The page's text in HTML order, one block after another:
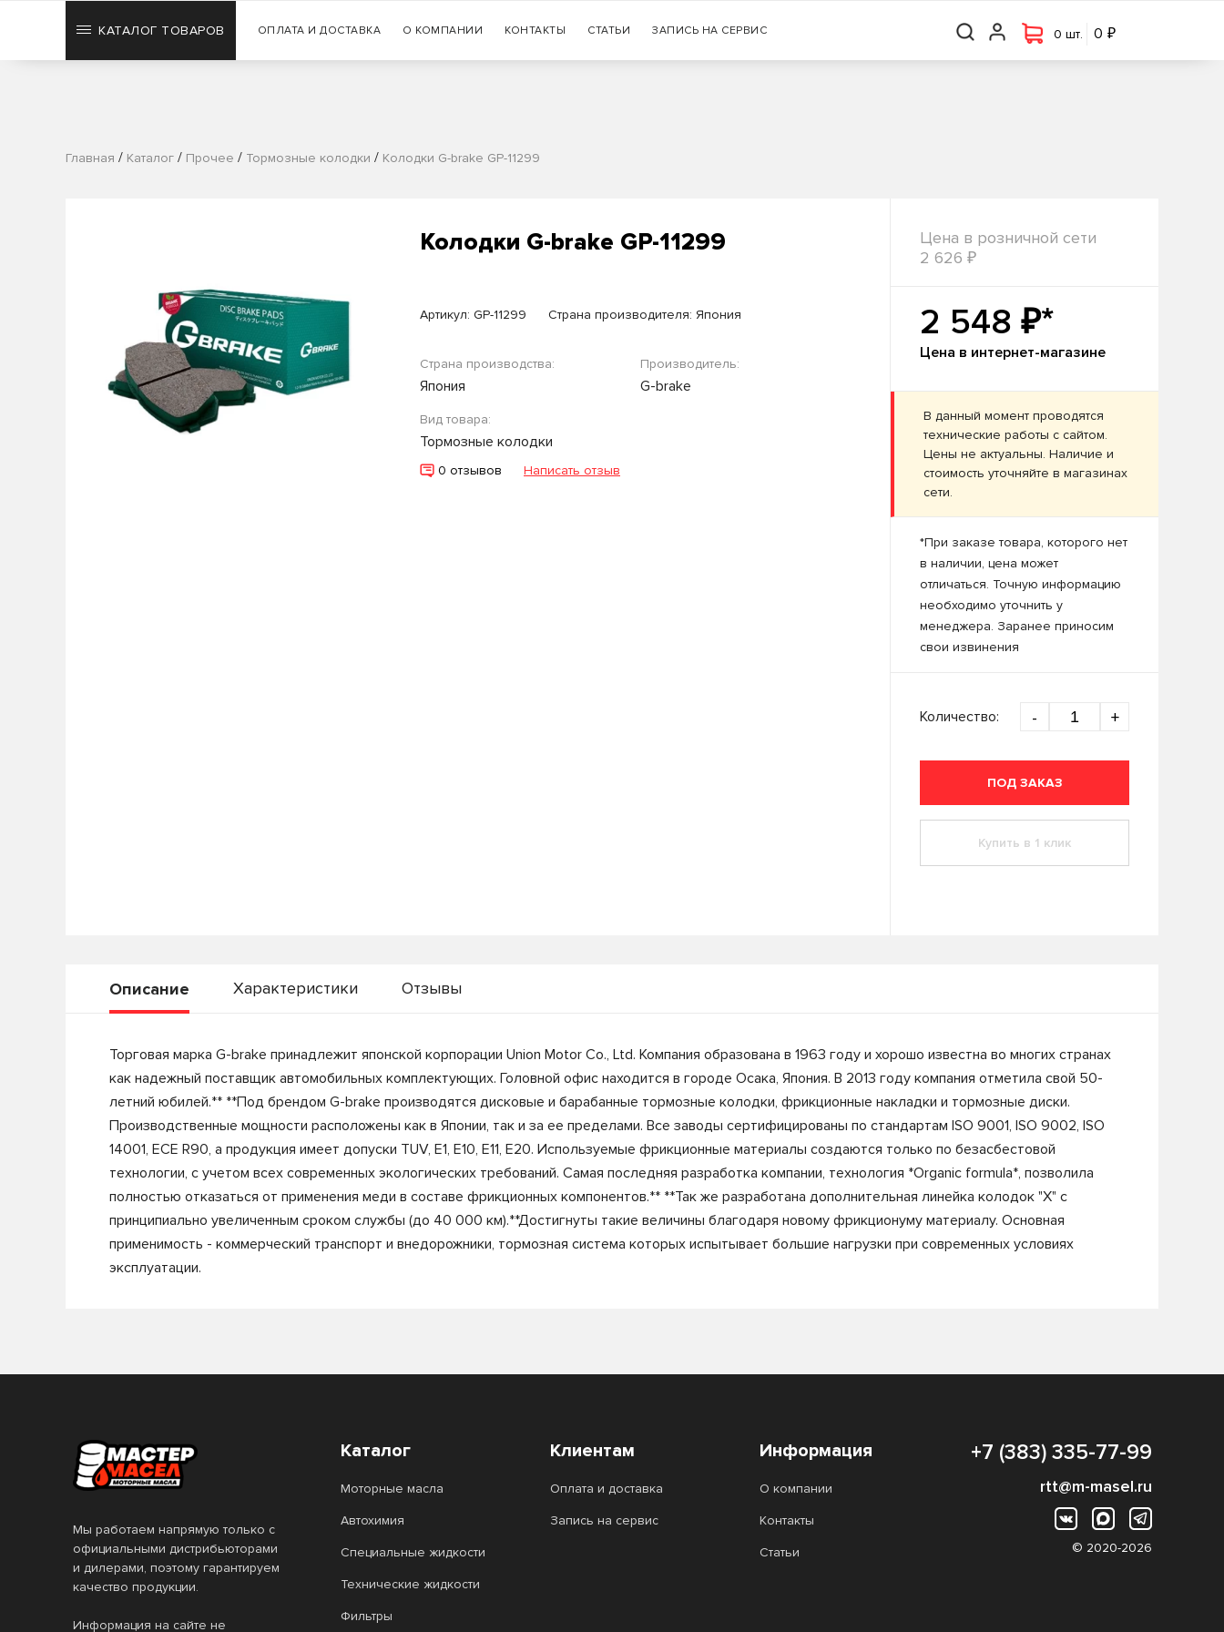
Гарантия
+7 (383) 335-77-99 0 шт. 0
КАТАЛОГ ТОВАРОВ ОПЛАТА И ДОСТАВКА О КОМПАНИИ КОНТАКТЫ СТАТЬИ ЗАПИСЬ НА СЕРВИС 0 шт. 0 ₽
Главная / Каталог / Прочее / Тормозные колодки / Колодки G-brake GP-11299
Колодки G-brake GP-11299
Артикул: GP-11299 Страна производителя: Япония
Страна производства:
Япония
Производитель:
G-brake
Вид товара:
Тормозные колодки
0 отзывов Написать отзыв
Цена в розничной сети
2 626 ₽
2 548 ₽*
Цена в интернет-магазине
В данный момент проводятся
технические работы с сайтом.
Цены не актуальны. Наличие и
стоимость уточняйте в магазинах
сети.
*При заказе товара, которого нет
в наличии, цена может
отличаться. Точную информацию
необходимо уточнить у
менеджера. Заранее приносим
свои извинения
Количество: - +
ПОД ЗАКАЗ
Купить в 1 клик
Описание Характеристики Отзывы
Торговая марка G-brake принадлежит японской корпорации Union Motor Co., Ltd. Компания образована в 1963 году и хорошо известна во многих странах
как надежный поставщик автомобильных комплектующих. Головной офис находится в городе Осака, Япония. В 2013 году компания отметила свой 50-
летний юбилей.** **Под брендом G-brake производятся дисковые и барабанные тормозные колодки, фрикционные накладки и тормозные диски.
Производственные мощности расположены как в Японии, так и за ее пределами. Все заводы сертифицированы по стандартам ISO 9001, ISO 9002, ISO
14001, ECE R90, а продукция имеет допуски TUV, E1, E10, E11, E20. Используемые фрикционные материалы создаются только по безасбестовой
технологии, с учетом всех современных экологических требований. Самая последняя разработка компании, технология *Organic formula*, позволила
полностью отказаться от применения меди в составе фрикционных компонентов.** **Так же разработана дополнительная линейка колодок "X" с
принципиально увеличенным сроком службы (до 40 000 км).**Достигнуты такие величины благодаря новому фрикционуму материалу. Основная
применимость - коммерческий транспорт и внедорожники, тормозная система которых испытывает большие нагрузки при современных условиях
эксплуатации.
Мы работаем напрямую только с
официальными дистрибьюторами
и дилерами, поэтому гарантируем
качество продукции.
Информация на сайте не
Каталог
Моторные масла
Автохимия
Специальные жидкости
Технические жидкости
Фильтры
Клиентам
Оплата и доставка
Запись на сервис
Информация
О компании
Контакты
Статьи
+7 (383) 335-77-99
rtt@m-masel.ru
© 2020-2026